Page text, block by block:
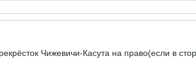
Чижевичи-Касута на право(если в